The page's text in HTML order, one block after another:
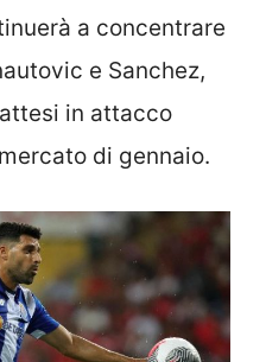
a concentrare
e Sanchez,
in attacco
di gennaio.